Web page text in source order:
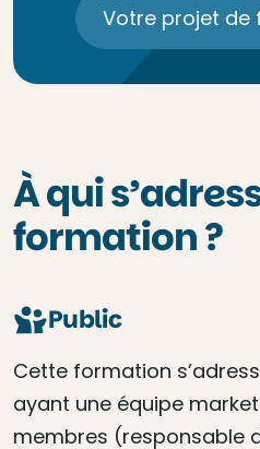
Votre projet de
À qui
formation ?
Public
Cette formation
ayant une équipe
membres (responsable